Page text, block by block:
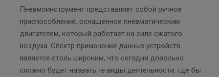
Пневмоинструмент представляет собой ручное
приспособление, оснащенное пневматическим
двигателем, который работает на силе сжатого
воздуха. Спектр применения данных устройств
является столь широким, что сегодня довольно
сложно будет назвать те виды деятельности, где бы